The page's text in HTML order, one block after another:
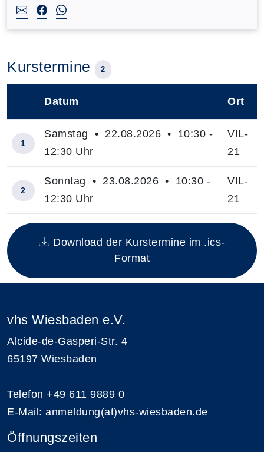
Kurstermine 2
Insgesamt gibt es 2 Termine zum diesen Kurs
Datum Ort
1
Samstag • 22.08.2026 • 10:30 -
12:30 Uhr
VIL-
21
2
Sonntag • 23.08.2026 • 10:30 -
12:30 Uhr
VIL-
21
Download der Kurstermine im .ics-
Format
vhs Wiesbaden e.V.
Alcide-de-Gasperi-Str. 4
65197 Wiesbaden
Telefon +49 611 9889 0
E-Mail: anmeldung(at)vhs-wiesbaden.de
Öffnungszeiten